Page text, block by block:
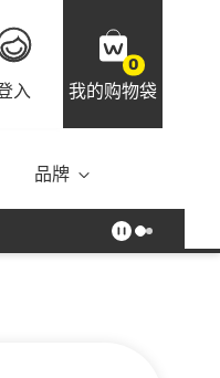
入
0
我的购物袋
品牌